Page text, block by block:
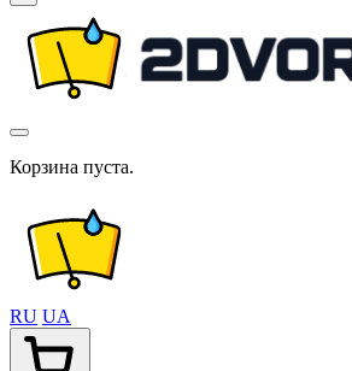
Корзина пуста.
RU UA